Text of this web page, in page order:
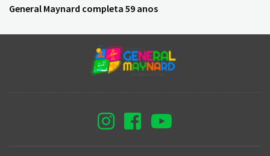
General Maynard completa 59 anos